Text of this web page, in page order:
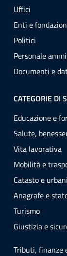
Uffici
Enti e
Politici
Personale
Documenti e
CATEGORIE DI
Educazione e
Salute,
Vita lavorativa
Mobilità e
Catasto e
Anagrafe e
Turismo
Giustizia e
Tributi, finanze